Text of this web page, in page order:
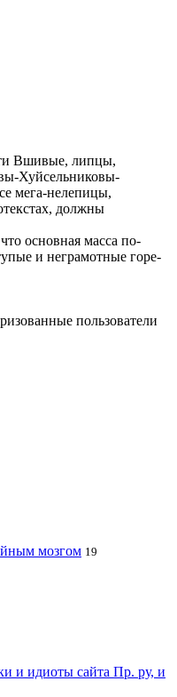
Вшивые, липцы,
Хуйсельниковы-
мега-нелепицы,
должны
основная масса по-
и неграмотные горе-
пользователи
мозгом 19
и идиоты сайта Пр. ру, и